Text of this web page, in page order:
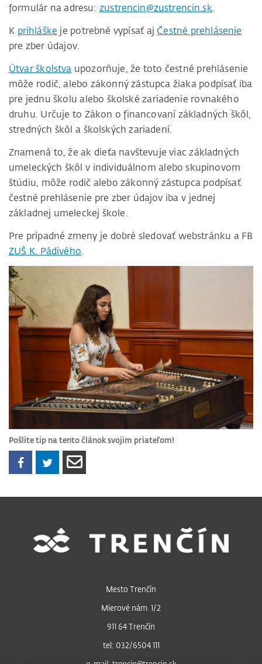
formulár na adresu:zustrencin@zustrencin.sk.
K prihláške je potrebné vypísať aj Čestné prehlásenie
pre zber údajov.
Útvar školstva upozorňuje, že toto čestné prehlásenie
môže rodič, alebo zákonný zástupca žiaka podpísať iba
pre jednu školu alebo školské zariadenie rovnakého
druhu. Určuje to Zákon o financovaní základných škôl,
stredných škôl a školských zariadení.
Znamená to, že ak dieťa navštevuje viac základných
umeleckých škôl v individuálnom alebo skupinovom
štúdiu, môže rodič alebo zákonný zástupca podpísať
čestné prehlásenie pre zber údajov iba v jednej
základnej umeleckej škole.
Pre prípadné zmeny je dobré sledovať webstránku a FB
ZUŠ K. Pádivého.
Pošlite tip na tento článok svojim priateľom!
Mesto Trenčín
Mierové nám. 1/2
911 64 Trenčín
tel: 032/6504 111